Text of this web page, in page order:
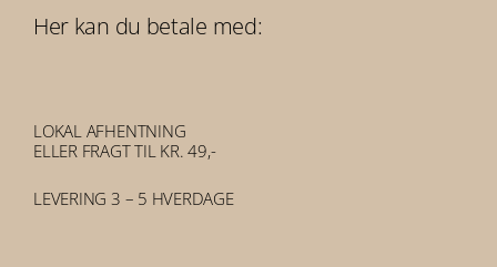
Her kan du betale med:
LOKAL AFHENTNING
ELLER FRAGT TIL KR. 49,-
LEVERING 3 – 5 HVERDAGE